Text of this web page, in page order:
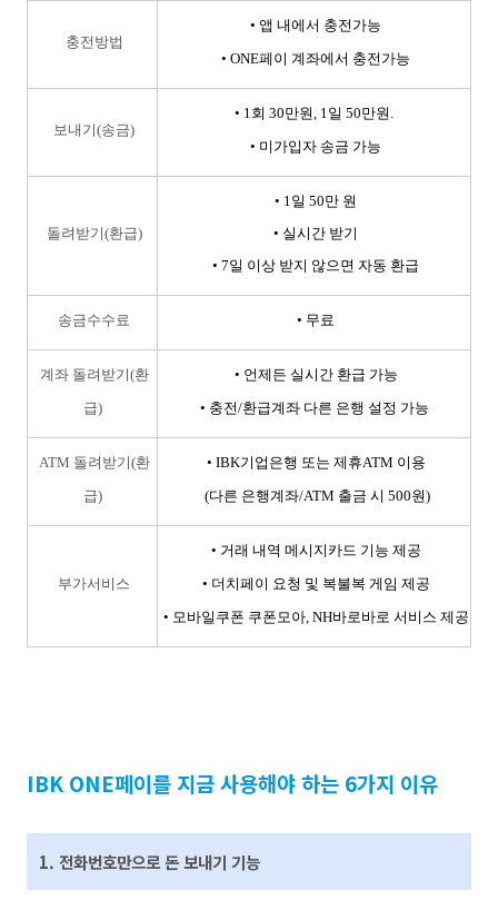
충전방법
• 앱 내에서 충전가능
• ONE페이 계좌에서 충전가능
보내기(송금)
• 1회 30만원, 1일 50만원.
• 미가입자 송금 가능
돌려받기(환급)
• 1일 50만 원
• 실시간 받기
• 7일 이상 받지 않으면 자동 환급
송금수수료 • 무료
계좌 돌려받기(환
급)
• 언제든 실시간 환급 가능
• 충전/환급계좌 다른 은행 설정 가능
ATM 돌려받기(환
급)
• IBK기업은행 또는 제휴ATM 이용
(다른 은행계좌/ATM 출금 시 500원)
부가서비스
• 거래 내역 메시지카드 기능 제공
• 더치페이 요청 및 복불복 게임 제공
• 모바일쿠폰 쿠폰모아, NH바로바로 서비스 제공
IBK ONE페이를 지금 사용해야 하는 6가지 이유
1. 전화번호만으로 돈 보내기 기능